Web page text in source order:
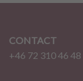
CONTACT
+46 72 310 46 48